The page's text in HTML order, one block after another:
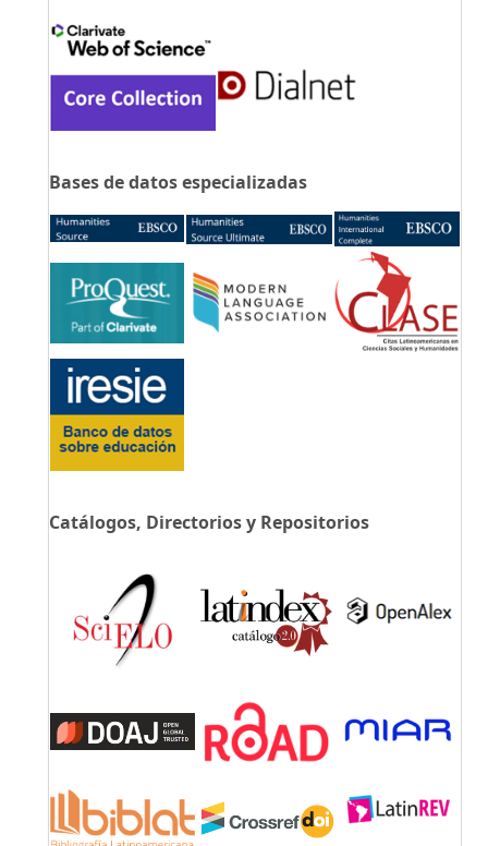
Bases de datos especializadas
Catálogos, Directorios y Repositorios